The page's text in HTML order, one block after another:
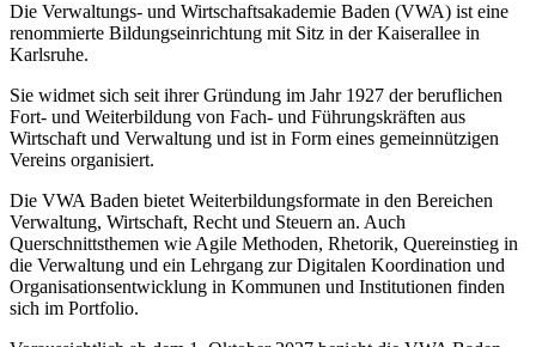
Die Verwaltungs- und Wirtschaftsakademie Baden (VWA) ist eine
renommierte Bildungseinrichtung mit Sitz in der Kaiserallee in
Karlsruhe.
Sie widmet sich seit ihrer Gründung im Jahr 1927 der beruflichen
Fort- und Weiterbildung von Fach- und Führungskräften aus
Wirtschaft und Verwaltung und ist in Form eines gemeinnützigen
Vereins organisiert.
Die VWA Baden bietet Weiterbildungsformate in den Bereichen
Verwaltung, Wirtschaft, Recht und Steuern an. Auch
Querschnittsthemen wie Agile Methoden, Rhetorik, Quereinstieg in
die Verwaltung und ein Lehrgang zur Digitalen Koordination und
Organisationsentwicklung in Kommunen und Institutionen finden
sich im Portfolio.